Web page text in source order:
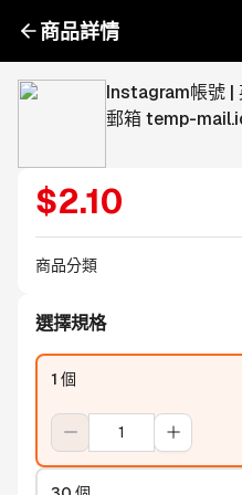
商品詳情
Instagram帳號 |
郵箱 temp-
$2.10
商品分類
選擇規格
1 個